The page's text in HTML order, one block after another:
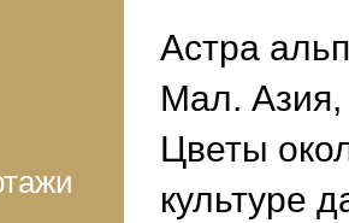
Астра
Мал.
Цветы
культуре